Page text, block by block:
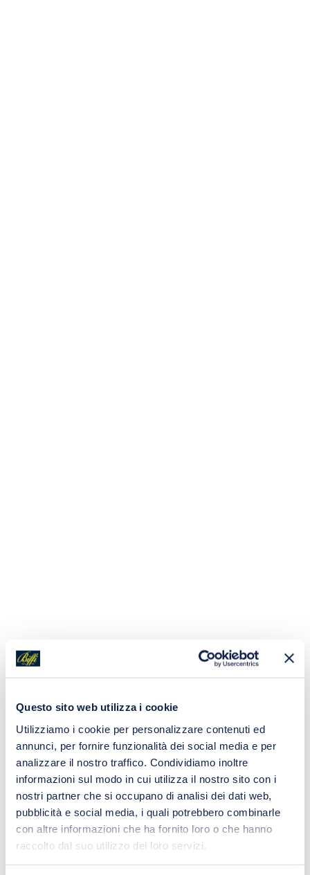
Questo sito web utilizza i cookie
Utilizziamo i cookie per personalizzare contenuti ed
annunci, per fornire funzionalità dei social media e per
analizzare il nostro traffico. Condividiamo inoltre
informazioni sul modo in cui utilizza il nostro sito con i
nostri partner che si occupano di analisi dei dati web,
pubblicità e social media, i quali potrebbero combinarle
con altre informazioni che ha fornito loro o che hanno
raccolto dal suo utilizzo dei loro servizi.